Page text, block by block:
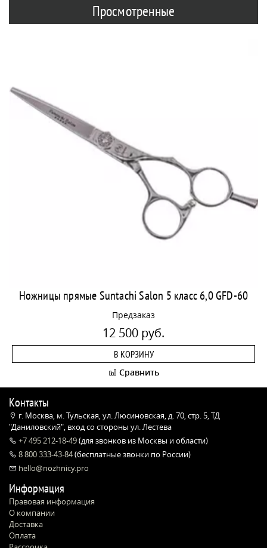
Просмотренные
Ножницы прямые Suntachi Salon 5 класс 6,0 GFD-60
Предзаказ
12 500 руб.
В КОРЗИНУ
Сравнить
Контакты
г. Москва, м. Тульская, ул. Люсиновская, д. 70, стр. 5, ТД
"Даниловский", вход со стороны ул. Лестева
+7 495 212-18-49(для звонков из Москвы и области)
8 800 333-43-84(бесплатные звонки по России)
hello@nozhnicy.pro
Информация
Правовая информация
О компании
Доставка
Оплата